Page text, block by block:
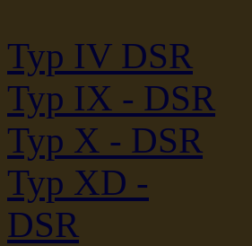
Typ IV DSR
Typ IX - DSR
Typ X - DSR
Typ XD -
DSR